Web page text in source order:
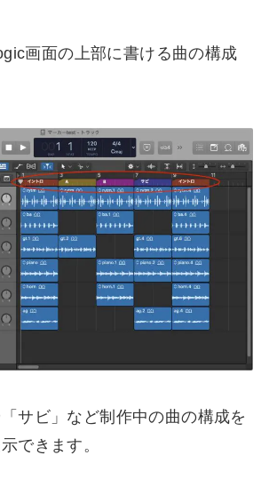
画面の上部に書ける曲の構成
「サビ」など制作中の曲の構成を
できます。